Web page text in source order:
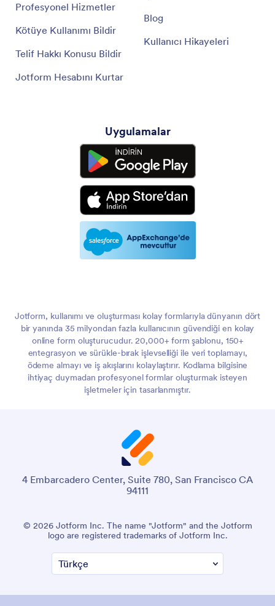
Profesyonel Hizmetler
Kötüye Kullanımı Bildir
Telif Hakkı Konusu Bildir
Jotform Hesabını Kurtar
Blog
Kullanıcı Hikayeleri
Uygulamalar
Jotform, kullanımı ve oluşturması kolay formlarıyla dünyanın dört
bir yanında 35 milyondan fazla kullanıcının güvendiği en kolay
online form oluşturucudur. 20,000+ form şablonu, 150+
entegrasyon ve sürükle-bırak işlevselliği ile veri toplamayı,
ödeme almayı ve iş akışlarını kolaylaştırır. Kodlama bilgisine
ihtiyaç duymadan profesyonel formlar oluşturmak isteyen
işletmeler için tasarlanmıştır.
4 Embarcadero Center, Suite 780, San Francisco CA
94111
© 2026 Jotform Inc. The name "Jotform" and the Jotform
logo are registered trademarks of Jotform Inc.